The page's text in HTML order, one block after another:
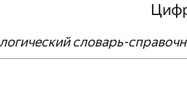
словарь-